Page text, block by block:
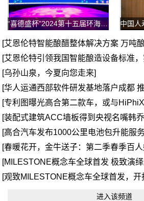
[艾恩伦特智能酿醋整体解决方案 万吨
[艾恩伦特引领我国智能酿造设备标准
[乌孙山泉，今夏向您走来]
[华人运通西部软件研发基地落户成都
[专利图曝光高合第二款车，或与HiPhiX
[装配式建筑ACC墙板得到央视名嘴韩
[高合汽车发布1000公里电池包升能服
[春暖花开，金牛送子：第二季春季百
[MILESTONE概念车全球首发 极致演
[观致MILESTONE概念车全球首发，开
进入该频道